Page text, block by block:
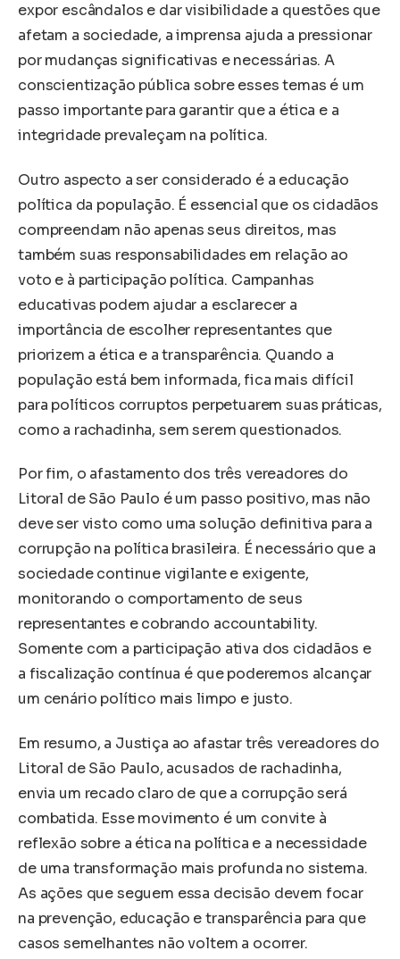
expor escândalos e dar visibilidade a questões que
afetam a sociedade, a imprensa ajuda a pressionar
por mudanças significativas e necessárias. A
conscientização pública sobre esses temas é um
passo importante para garantir que a ética e a
integridade prevaleçam na política.
Outro aspecto a ser considerado é a educação
política da população. É essencial que os cidadãos
compreendam não apenas seus direitos, mas
também suas responsabilidades em relação ao
voto e à participação política. Campanhas
educativas podem ajudar a esclarecer a
importância de escolher representantes que
priorizem a ética e a transparência. Quando a
população está bem informada, fica mais difícil
para políticos corruptos perpetuarem suas práticas,
como a rachadinha, sem serem questionados.
Por fim, o afastamento dos três vereadores do
Litoral de São Paulo é um passo positivo, mas não
deve ser visto como uma solução definitiva para a
corrupção na política brasileira. É necessário que a
sociedade continue vigilante e exigente,
monitorando o comportamento de seus
representantes e cobrando accountability.
Somente com a participação ativa dos cidadãos e
a fiscalização contínua é que poderemos alcançar
um cenário político mais limpo e justo.
Em resumo, a Justiça ao afastar três vereadores do
Litoral de São Paulo, acusados de rachadinha,
envia um recado claro de que a corrupção será
combatida. Esse movimento é um convite à
reflexão sobre a ética na política e a necessidade
de uma transformação mais profunda no sistema.
As ações que seguem essa decisão devem focar
na prevenção, educação e transparência para que
casos semelhantes não voltem a ocorrer.